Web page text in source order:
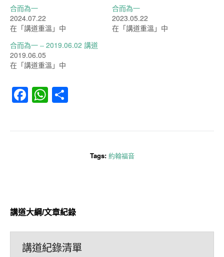
合而為一
2024.07.22
在「講道重溫」中
合而為一
2023.05.22
在「講道重溫」中
合而為一 – 2019.06.02 講道
2019.06.05
在「講道重溫」中
Facebook
WhatsApp
Tags: 約翰福音
講道大綱/文章紀錄
講道紀錄清單